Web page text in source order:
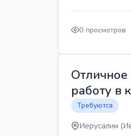
0 просмотров
работу в
Требуются
Иерусалим